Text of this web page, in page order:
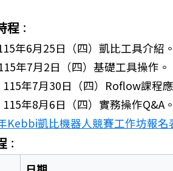
程 ：
年6月25日（四）凱比工具介紹。
年7月2日（四）基礎工具操作。
年7月30日（四）Roflow課程
年8月6日（四）實務操作Q&A。
Kebbi凱比機器人競賽工作坊報名
：